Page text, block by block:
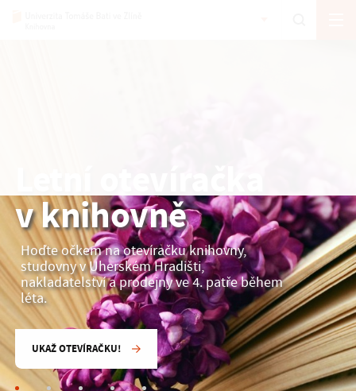
v knihovně
Hoďte očkem na otevíračku knihovny,
studovny v Uherském Hradišti,
nakladatelství a prodejny ve 4. patře během
léta.
UKAŽ OTEVÍRAČKU!